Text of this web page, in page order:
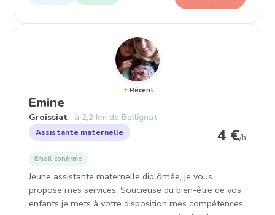
Récent
Emine
Groissiat à 2,2 km de Bellignat
Assistante maternelle 4 €/h
Email confirmé
Jeune assistante maternelle diplômée, je vous
propose mes services. Soucieuse du bien-être de vos
enfants je mets à votre disposition mes compétences